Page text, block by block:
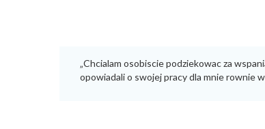
„Chcialam osobiscie podziekowac za
opowiadali o swojej pracy dla mnie rownie